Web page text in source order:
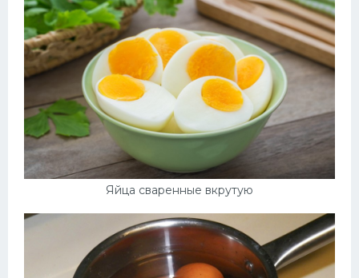
Яйца сваренные вкрутую
Десерт
Напитки
Дизайн комнаты